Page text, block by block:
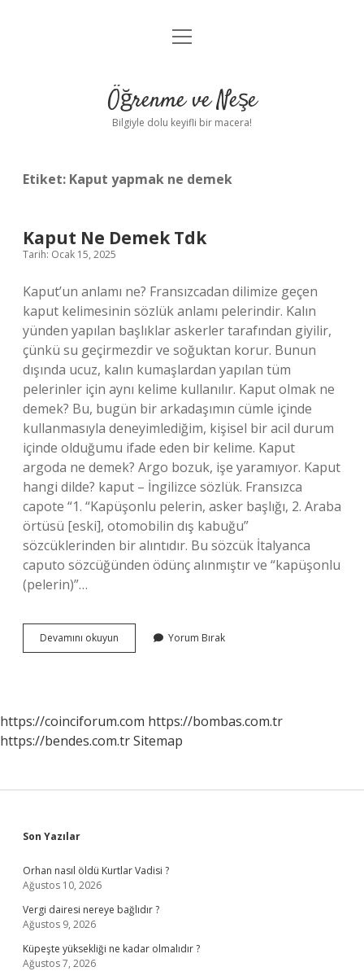
Anasayfa
Yasal Uyarı
menüyü
Öğrenme ve Neşe
Bilgiyle dolu keyifli bir macera!
Etiket: Kaput yapmak ne demek
Kaput Ne Demek Tdk
Tarih: Ocak 15, 2025
Kaput’un anlamı ne? Fransızcadan dilimize geçen
kaput kelimesinin sözlük anlamı pelerindir. Kalın
yünden yapılan başlıklar askerler tarafından giyilir,
çünkü su geçirmezdir ve soğuktan korur. Bunun
dışında ucuz, kalın kumaşlardan yapılan tüm
pelerinler için aynı kelime kullanılır. Kaput olmak ne
demek? Bu, bugün bir arkadaşımın cümle içinde
kullanmasıyla deneyimlediğim, kişisel bir acil durum
içinde olduğumu ifade eden bir kelime. Kaput
argoda ne demek? Argo bozuk, işe yaramıyor. Kaput
hangi dilde? kaput – İngilizce sözlük. Fransızca
capote “1. “Kapüşonlu pelerin, asker başlığı, 2. Araba
örtüsü [eski], otomobilin dış kabuğu”
sözcüklerinden bir alıntıdır. Bu sözcük İtalyanca
caputo sözcüğünden ödünç alınmıştır ve “kapüşonlu
(pelerin)”…
Devamını okuyun
Ne
Yorum Bırak
https://coinciforum.com https://bombas.com.tr
https://bendes.com.trSitemap
Sidebar
Son Yazılar
Orhan nasıl öldü Kurtlar Vadisi ?
Ağustos 10, 2026
Vergi dairesi nereye bağlıdır ?
Ağustos 9, 2026
Küpeşte yüksekliği ne kadar olmalıdır ?
Ağustos 7, 2026